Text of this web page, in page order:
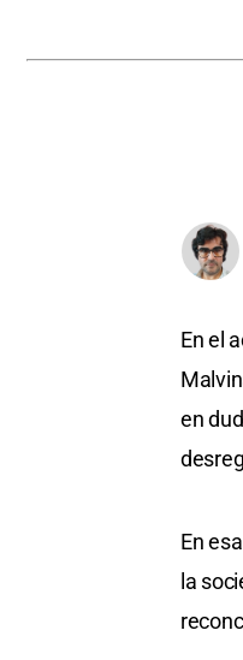
En el
en
En
la